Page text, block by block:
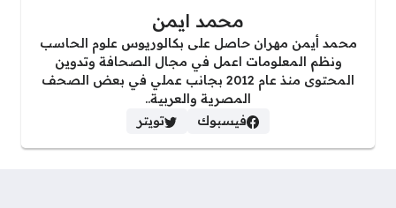
محمد ايمن
محمد أيمن مهران حاصل على بكالوريوس علوم الحاسب
ونظم المعلومات اعمل في مجال الصحافة وتدوين
المحتوى منذ عام 2012 بجانب عملي في بعض الصحف
المصرية والعربية..
فيسبوك
تويتر